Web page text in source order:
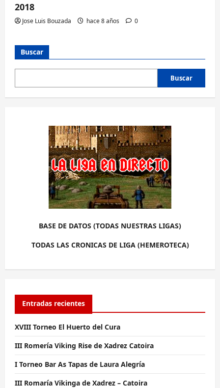
2018
Jose Luis Bouzada hace 8 años 0
Buscar
Buscar
BASE DE DATOS (TODAS NUESTRAS LIGAS)
TODAS LAS CRONICAS DE LIGA (HEMEROTECA)
Entradas recientes
XVIII Torneo El Huerto del Cura
III Romería Viking Rise de Xadrez Catoira
I Torneo Bar As Tapas de Laura Alegría
III Romaría Vikinga de Xadrez – Catoira